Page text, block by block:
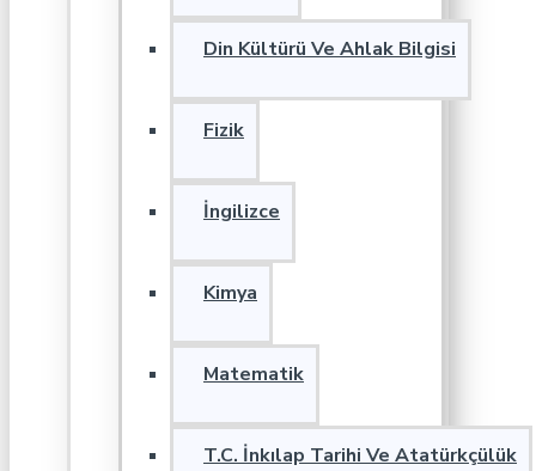
Din Kültürü Ve Ahlak Bilgisi
Fizik
İngilizce
Kimya
Matematik
T.C. İnkılap Tarihi Ve Atatürkçülük